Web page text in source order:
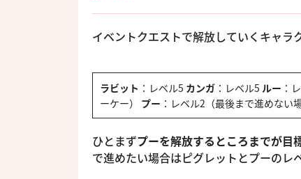
イベントクエストで解放していくキャラ
ラビット ：レベル5 カンガ ：レベル5 ルー ：
ーケー） プー ：レベル2（最後まで進めない
ひとまずプーを解放するところまでが目
で進めたい場合はピグレットとプーのレ